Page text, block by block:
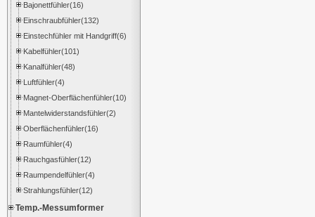
Bajonettfühler(16)
Einschraubfühler(132)
Einstechfühler mit Handgriff(6)
Kabelfühler(101)
Kanalfühler(48)
Luftfühler(4)
Magnet-Oberflächenfühler(10)
Mantelwiderstandsfühler(2)
Oberflächenfühler(16)
Raumfühler(4)
Rauchgasfühler(12)
Raumpendelfühler(4)
Strahlungsfühler(12)
Temp.-Messumformer